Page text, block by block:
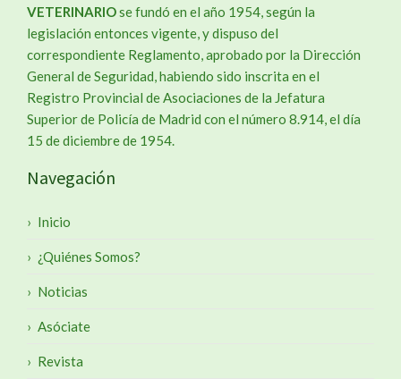
VETERINARIOse fundó en el año 1954, según la
legislación entonces vigente, y dispuso del
correspondiente Reglamento, aprobado por la Dirección
General de Seguridad, habiendo sido inscrita en el
Registro Provincial de Asociaciones de la Jefatura
Superior de Policía de Madrid con el número 8.914, el día
15 de diciembre de 1954.
Navegación
Inicio
¿Quiénes Somos?
Noticias
Asóciate
Revista